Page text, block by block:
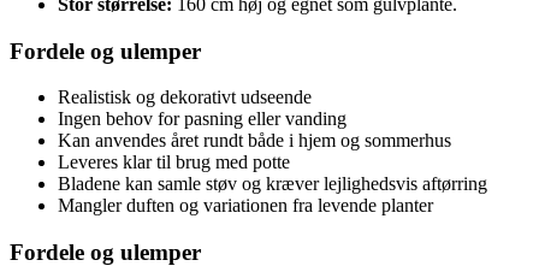
Fordele og ulemper
Realistisk og dekorativt udseende
Ingen behov for pasning eller vanding
Kan anvendes året rundt både i hjem og sommerhus
Leveres klar til brug med potte
Bladene kan samle støv og kræver lejlighedsvis aftørring
Mangler duften og variationen fra levende planter
Fordele og ulemper